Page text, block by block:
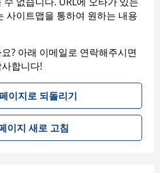
사이트맵을 통하여 원하는 내용
? 아래 이메일로 연락해주시면
합니다!
이지로 되돌리기
이지 새로 고침